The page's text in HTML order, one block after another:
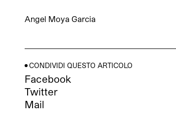
Angel Moya Garcia
CONDIVIDI QUESTO ARTICOLO
Facebook
Twitter
Mail